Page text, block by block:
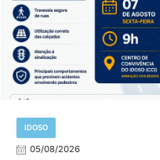
IDOSO
05/08/2026